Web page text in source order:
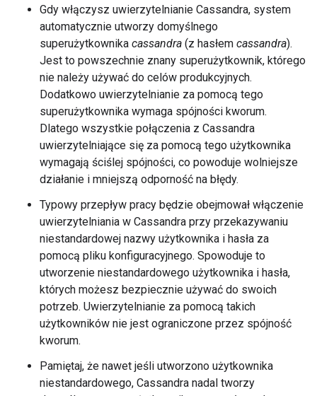
Gdy włączysz uwierzytelnianie Cassandra, system
automatycznie utworzy domyślnego
superużytkownika cassandra (z hasłem cassandra).
Jest to powszechnie znany superużytkownik, którego
nie należy używać do celów produkcyjnych.
Dodatkowo uwierzytelnianie za pomocą tego
superużytkownika wymaga spójności kworum.
Dlatego wszystkie połączenia z Cassandra
uwierzytelniające się za pomocą tego użytkownika
wymagają ściślej spójności, co powoduje wolniejsze
działanie i mniejszą odporność na błędy.
Typowy przepływ pracy będzie obejmował włączenie
uwierzytelniania w Cassandra przy przekazywaniu
niestandardowej nazwy użytkownika i hasła za
pomocą pliku konfiguracyjnego. Spowoduje to
utworzenie niestandardowego użytkownika i hasła,
których możesz bezpiecznie używać do swoich
potrzeb. Uwierzytelnianie za pomocą takich
użytkowników nie jest ograniczone przez spójność
kworum.
Pamiętaj, że nawet jeśli utworzono użytkownika
niestandardowego, Cassandra nadal tworzy